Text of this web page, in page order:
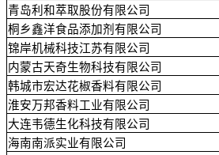
青岛利和萃取股份有限公司
桐乡鑫洋食品添加剂有限公司
锦岸机械科技江苏有限公司
内蒙古天奇生物科技有限公司
韩城市宏达花椒香料有限公司
淮安万邦香料工业有限公司
大连韦德生化科技有限公司
海南南派实业有限公司